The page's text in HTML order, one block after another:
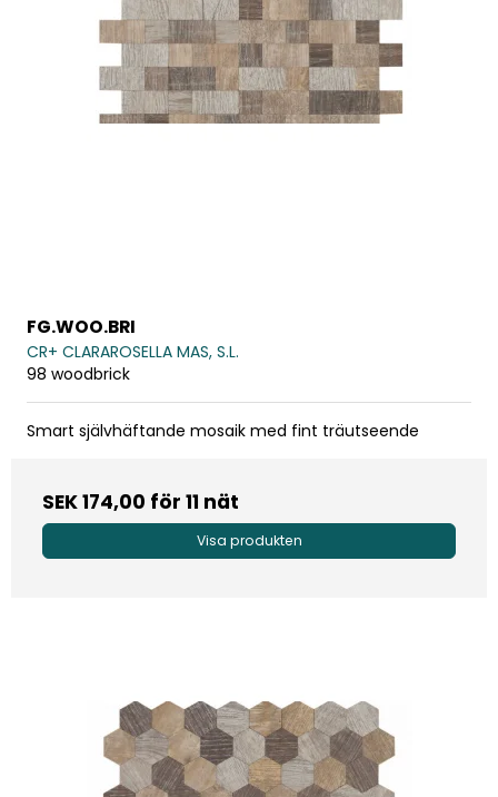
FG.WOO.BRI
CR+ CLARAROSELLA MAS, S.L.
98 woodbrick
Smart självhäftande mosaik med fint träutseende
SEK 174,00 för 11 nät
Visa produkten